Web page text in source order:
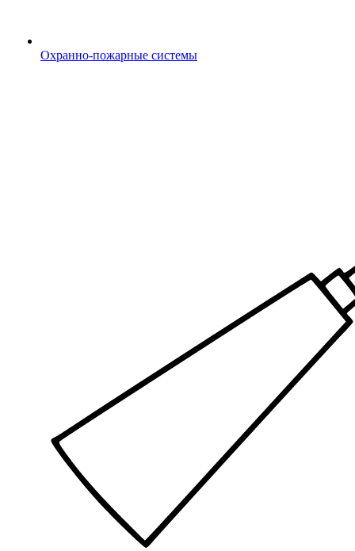
Охранно-пожарные системы